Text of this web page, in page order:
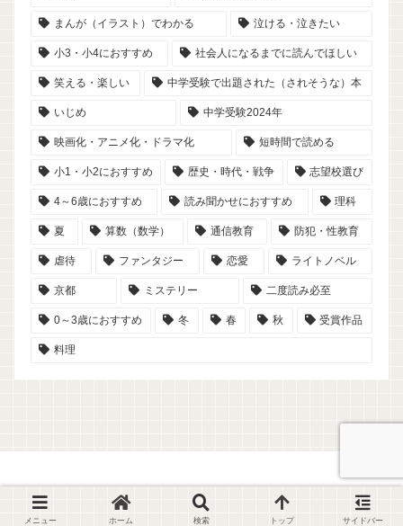
まんが（イラスト）でわかる 泣ける・泣きたい
小3・小4におすすめ 社会人になるまでに読んでほしい
笑える・楽しい 中学受験で出題された（されそうな）本
いじめ 中学受験2024年
映画化・アニメ化・ドラマ化 短時間で読める
小1・小2におすすめ 歴史・時代・戦争 志望校選び
4～6歳におすすめ 読み聞かせにおすすめ 理科
夏 算数（数学） 通信教育 防犯・性教育
虐待 ファンタジー 恋愛 ライトノベル
京都 ミステリー 二度読み必至
0～3歳におすすめ 冬 春 秋 受賞作品
料理
© 2023-2026 読書記録ノート【こひめ家の本棚】.
メニュー ホーム 検索 トップ サイドバー